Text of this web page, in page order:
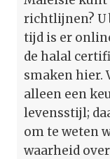
richtlijnen? U
tijd is er
de halal
smaken hier.
alleen een
levensstijl;
om te weten
waarheid